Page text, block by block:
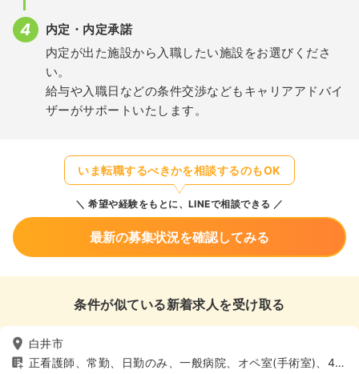
内定・内定承諾
内定が出た施設から入職したい施設をお選びくださ
い。
給与や入職日などの条件交渉などもキャリアアドバイ
ザーがサポートいたします。
いま転職するべきかを相談するのもOK
希望や経験をもとに、LINEで相談できる
最新の募集状況を確認してみる
条件が似ている新着求人を受け取る
白井市
正看護師、常勤、日勤のみ、一般病院、オペ室(手術室)、4週